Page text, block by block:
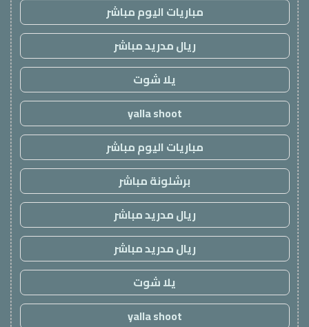
مباريات اليوم مباشر
ريال مدريد مباشر
يلا شوت
yalla shoot
مباريات اليوم مباشر
برشلونة مباشر
ريال مدريد مباشر
ريال مدريد مباشر
يلا شوت
yalla shoot